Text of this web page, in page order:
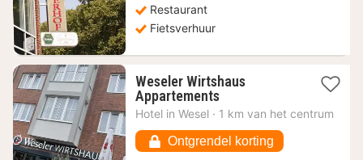
Restaurant
Fietsverhuur
Weseler Wirtshaus
Appartements1
nacht
128,26
€
Hotel in Wesel · 1 km van het centrum
Ontgrendel korting